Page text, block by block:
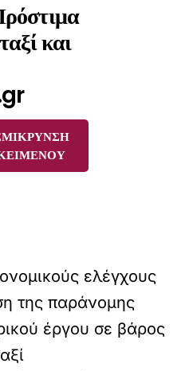
και
ελέγχους
της παράνομης
έργου σε βάρος